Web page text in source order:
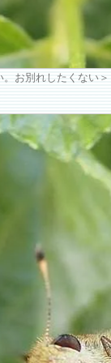
お別れしたくない＞